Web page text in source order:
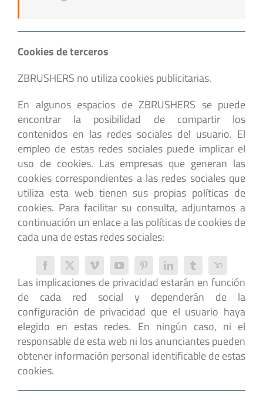
Cookies de terceros
ZBRUSHERS no utiliza cookies publicitarias.
En algunos espacios de ZBRUSHERS se puede
encontrar la posibilidad de compartir los
contenidos en las redes sociales del usuario. El
empleo de estas redes sociales puede implicar el
uso de cookies. Las empresas que generan las
cookies correspondientes a las redes sociales que
utiliza esta web tienen sus propias políticas de
cookies. Para facilitar su consulta, adjuntamos a
continuación un enlace a las políticas de cookies de
cada una de estas redes sociales:
Las implicaciones de privacidad estarán en función
de cada red social y dependerán de la
configuración de privacidad que el usuario haya
elegido en estas redes. En ningún caso, ni el
responsable de esta web ni los anunciantes pueden
obtener información personal identificable de estas
cookies.